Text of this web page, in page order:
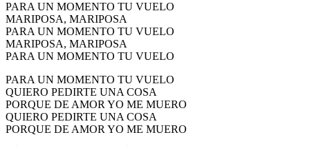
PARA UN MOMENTO TU VUELO
MARIPOSA, MARIPOSA
PARA UN MOMENTO TU VUELO
MARIPOSA, MARIPOSA
PARA UN MOMENTO TU VUELO
PARA UN MOMENTO TU VUELO
QUIERO PEDIRTE UNA COSA
PORQUE DE AMOR YO ME MUERO
QUIERO PEDIRTE UNA COSA
PORQUE DE AMOR YO ME MUERO
El traslado cada siete años
¿Cuales son los actos principales que se celebran en el
En el Rocío, ¿dónde me alojo?